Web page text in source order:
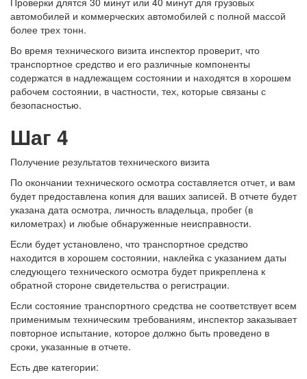
автомобилей и коммерческих автомобилей с полной массой
более трех тонн.
Во время технического визита инспектор проверит, что
транспортное средство и его различные компоненты
содержатся в надлежащем состоянии и находятся в хорошем
рабочем состоянии, в частности, тех, которые связаны с
безопасностью.
Шаг 4
Получение результатов технического визита
По окончании технического осмотра составляется отчет, и вам
будет предоставлена ​​копия для ваших записей. В отчете будет
указана дата осмотра, личность владельца, пробег (в
километрах) и любые обнаруженные неисправности.
Если будет установлено, что транспортное средство
находится в хорошем состоянии, наклейка с указанием даты
следующего технического осмотра будет прикреплена к
обратной стороне свидетельства о регистрации.
Если состояние транспортного средства не соответствует всем
применимым техническим требованиям, инспектор заказывает
повторное испытание, которое должно быть проведено в
сроки, указанные в отчете.
Есть две категории: